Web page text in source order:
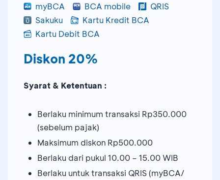
myBCA BCA mobile
QRIS
Sakuku
Kartu Kredit BCA
Kartu Debit BCA
Diskon 20%
Syarat & Ketentuan :
Berlaku minimum transaksi Rp350.000
(sebelum pajak)
Maksimum diskon Rp500.000
Berlaku dari pukul 10.00 – 15.00 WIB
Berlaku untuk transaksi QRIS (myBCA/